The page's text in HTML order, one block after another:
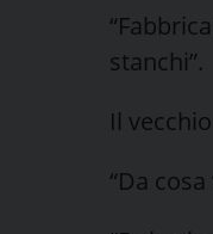
stanchi”.
Il
“Da cosa